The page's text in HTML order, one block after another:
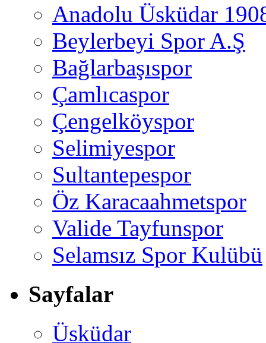
Anadolu Üsküdar
Beylerbeyi Spor A.Ş
Bağlarbaşıspor
Çamlıcaspor
Çengelköyspor
Selimiyespor
Sultantepespor
Öz Karacaahmetspor
Valide Tayfunspor
Selamsız Spor Kulübü
Sayfalar
Üsküdar